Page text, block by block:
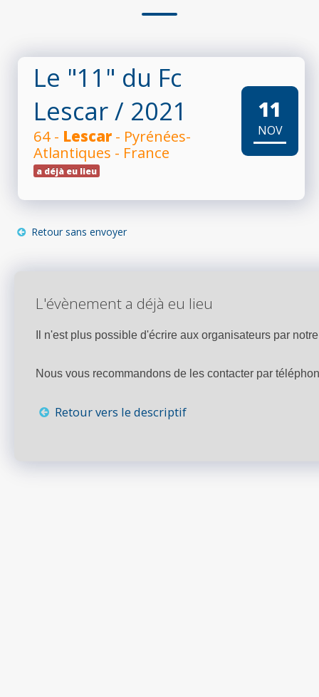
Le "11" du Fc
Lescar/ 2021
64 - Lescar - Pyrénées-
Atlantiques - France
a déjà eu lieu
11
NOV
Retour sans envoyer
L'évènement a déjà eu lieu
Il n'est plus possible d'écrire aux organisateurs par
Nous vous recommandons de les contacter par
Retour vers le descriptif